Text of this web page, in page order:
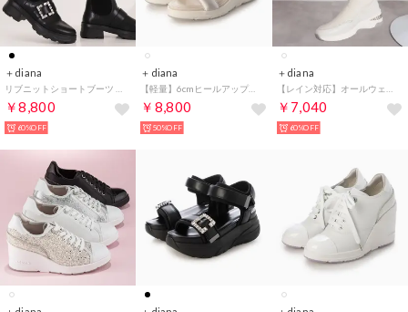
＋diana
￥8,800
60%OFF
＋diana
￥8,800
50%OFF
＋diana
￥7,040
60%OFF